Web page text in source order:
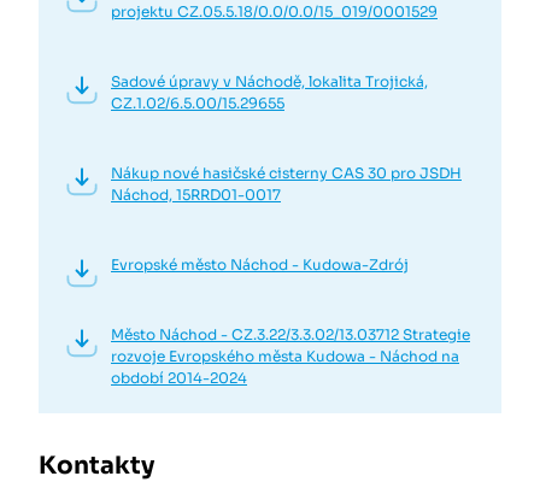
projektu CZ.05.5.18/0.0/0.0/15_019/0001529
Sadové úpravy v Náchodě, lokalita Trojická,
CZ.1.02/6.5.00/15.29655
Nákup nové hasičské cisterny CAS 30 pro JSDH
Náchod, 15RRD01-0017
Evropské město Náchod - Kudowa-Zdrój
Město Náchod - CZ.3.22/3.3.02/13.03712 Strategie
rozvoje Evropského města Kudowa - Náchod na
období 2014-2024
Kontakty